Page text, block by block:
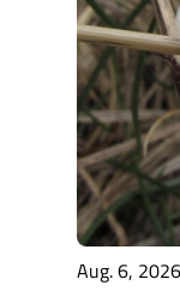
Aug. 6, 2026